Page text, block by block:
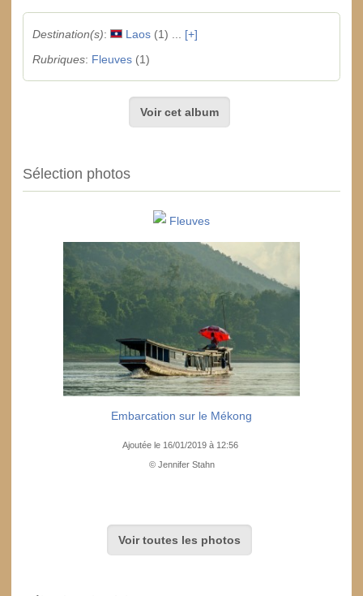
Destination(s): Laos(1) ... [+]
Rubriques: Fleuves(1)
Voir cet album
Sélection photos
Fleuves
Embarcation sur le Mékong
Ajoutée le 16/01/2019 à 12:56
© Jennifer Stahn
Voir toutes les photos